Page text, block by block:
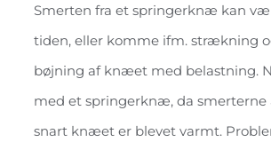
Smerten fra et springerknæ kan
tiden, eller komme ifm. strækning
bøjning af knæet med belastning.
med et springerknæ, da smerterne
snart knæet er blevet varmt.